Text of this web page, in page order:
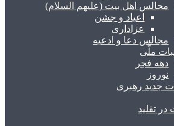
مجالس اهل بیت (علیهم السلام)
اعیاد و جشن
عزاداری
مجالس دعا و ادعیه
ملّی
دهه فجر
نوروز
جدید رهبری
تقلید